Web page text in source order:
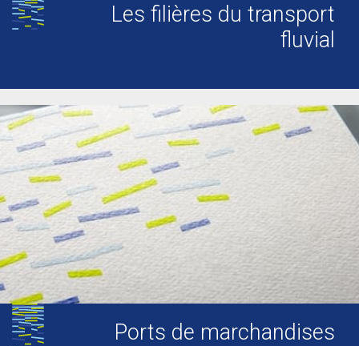
Les filières du transport
fluvial
Ports de marchandises